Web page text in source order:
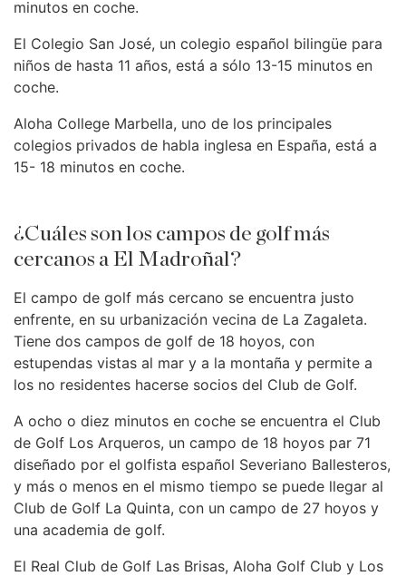
minutos en coche.
El Colegio San José, un colegio español bilingüe para
niños de hasta 11 años, está a sólo 13-15 minutos en
coche.
Aloha College Marbella, uno de los principales
colegios privados de habla inglesa en España, está a
15- 18 minutos en coche.
¿Cuáles son los campos de golf más
cercanos a El Madroñal?
El campo de golf más cercano se encuentra justo
enfrente, en su urbanización vecina de La Zagaleta.
Tiene dos campos de golf de 18 hoyos, con
estupendas vistas al mar y a la montaña y permite a
los no residentes hacerse socios del Club de Golf.
A ocho o diez minutos en coche se encuentra el Club
de Golf Los Arqueros, un campo de 18 hoyos par 71
diseñado por el golfista español Severiano Ballesteros,
y más o menos en el mismo tiempo se puede llegar al
Club de Golf La Quinta, con un campo de 27 hoyos y
una academia de golf.
El Real Club de Golf Las Brisas, Aloha Golf Club y Los